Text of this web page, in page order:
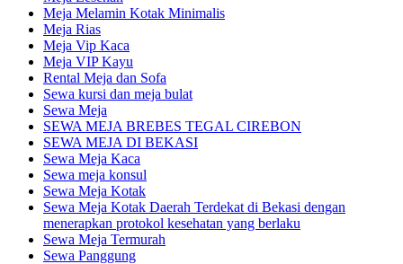
Meja Melamin Kotak Minimalis
Meja Rias
Meja Vip Kaca
Meja VIP Kayu
Rental Meja dan Sofa
Sewa kursi dan meja bulat
Sewa Meja
SEWA MEJA BREBES TEGAL CIREBON
SEWA MEJA DI BEKASI
Sewa Meja Kaca
Sewa meja konsul
Sewa Meja Kotak
Sewa Meja Kotak Daerah Terdekat di Bekasi dengan
menerapkan protokol kesehatan yang berlaku
Sewa Meja Termurah
Sewa Panggung